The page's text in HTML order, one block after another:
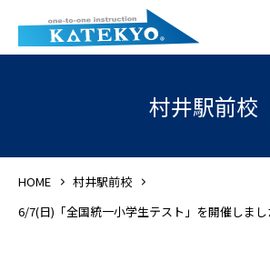
村井駅前校
HOME
村井駅前校
6/7(日)「全国統一小学生テスト」を開催しまし